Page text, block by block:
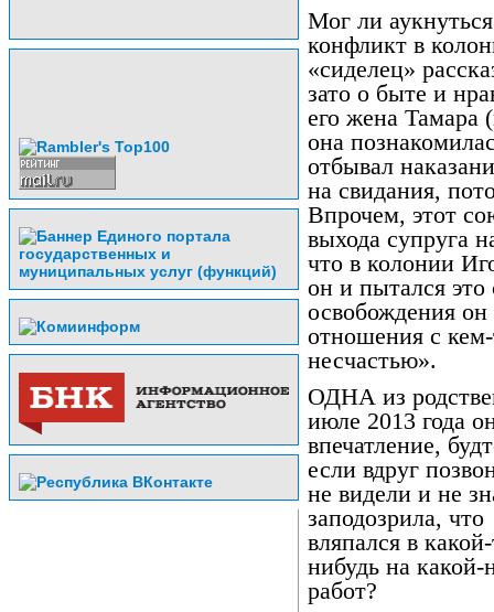
Мог ли
конфликт в
«сиделец»
зато о быте и
его жена Тамара
она
отбывал
на свидания,
Впрочем, этот
выхода супруга
что в колонии
он и пытался
освобождения
отношения с
несчастью».
ОДНА из
июле 2013 года
впечатление,
если вдруг
не видели и не
заподозрила, что
вляпался в
нибудь на
работ?